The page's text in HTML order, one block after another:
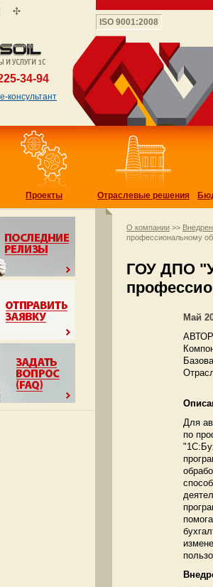
Проекты Отраслевые решения
О компании >>
профессиональному
ГОУ ДПО
Май
Для
по
34-94
консультант
ISO 9001:2008